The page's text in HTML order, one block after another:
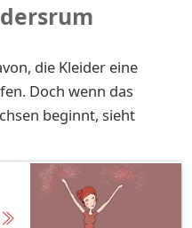
die Kleider eine
Doch wenn das
beginnt, sieht